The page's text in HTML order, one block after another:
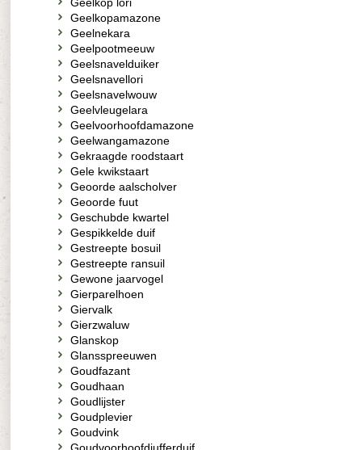
Geelkopamazone
Geelnekara
Geelpootmeeuw
Geelsnavelduiker
Geelsnavellori
Geelsnavelwouw
Geelvleugelara
Geelvoorhoofdamazone
Geelwangamazone
Gekraagde roodstaart
Gele kwikstaart
Geoorde aalscholver
Geoorde fuut
Geschubde kwartel
Gespikkelde duif
Gestreepte bosuil
Gestreepte ransuil
Gewone jaarvogel
Gierparelhoen
Giervalk
Gierzwaluw
Glanskop
Glansspreeuwen
Goudfazant
Goudhaan
Goudlijster
Goudplevier
Goudvink